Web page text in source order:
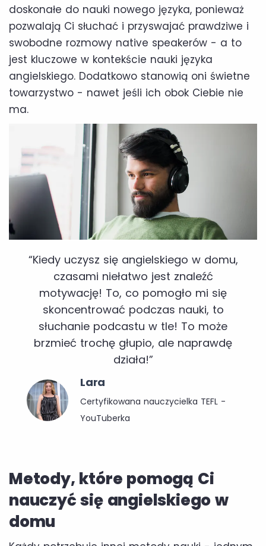
doskonałe do nauki nowego języka, ponieważ
pozwalają Ci słuchać i przyswajać prawdziwe i
swobodne rozmowy native speakerów - a to
jest kluczowe w kontekście nauki języka
angielskiego. Dodatkowo stanowią oni świetne
towarzystwo - nawet jeśli ich obok Ciebie nie
ma.
“Kiedy uczysz się angielskiego w domu,
czasami niełatwo jest znaleźć
motywację! To, co pomogło mi się
skoncentrować podczas nauki, to
słuchanie podcastu w tle! To może
brzmieć trochę głupio, ale naprawdę
działa!”
Lara
Certyfikowana nauczycielka TEFL -
YouTuberka
Metody, które pomogą Ci
nauczyć się angielskiego w
domu